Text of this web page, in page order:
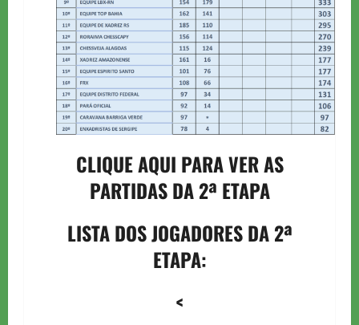
CLIQUE AQUI PARA VER AS
PARTIDAS DA 2ª ETAPA
LISTA DOS JOGADORES DA 2ª
ETAPA:
<